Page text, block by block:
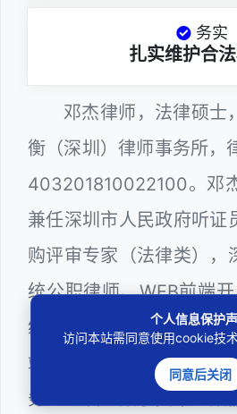
务实
扎实维护合
邓杰律师，法律硕士
衡（深圳）律师事务所，
403201810022100。邓
兼任深圳市人民政府听证
购评审专家（法律类），
统公职律师、WEB前端
维护工程师、计算机信息
站长多年，在软件程序、
务、区块链数字货币、数
个人信息保护
访问本站需同意使用cookie技
同意后关闭